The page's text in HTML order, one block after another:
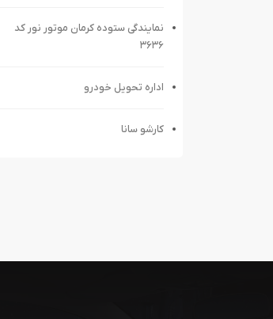
نمایندگی ستوده کرمان موتور نور کد
۳۶۳۶
اداره تحویل خودرو
کارشو سانا